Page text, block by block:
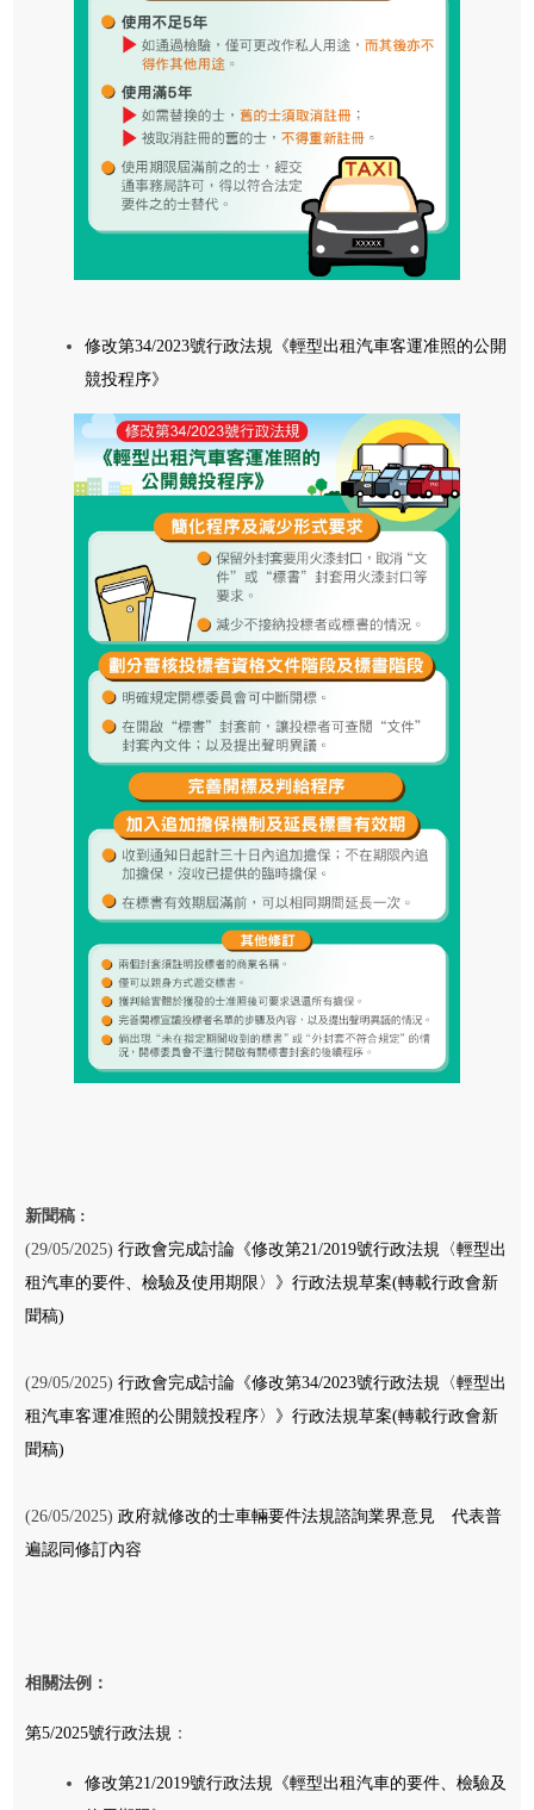
修改第34/2023號行政法規《輕型出租汽車客運准照的公開
競投程序》
新聞稿 :
(29/05/2025)行政會完成討論《修改第21/2019號行政法規〈輕型出
租汽車的要件、檢驗及使用期限〉》行政法規草案(轉載行政會新
聞稿)
(29/05/2025)行政會完成討論《修改第34/2023號行政法規〈輕型出
租汽車客運准照的公開競投程序〉》行政法規草案(轉載行政會新
聞稿)
(26/05/2025)政府就修改的士車輛要件法規諮詢業界意見 代表普
遍認同修訂內容
相關法例：
第5/2025號行政法規 ：
修改第21/2019號行政法規《輕型出租汽車的要件、檢驗及